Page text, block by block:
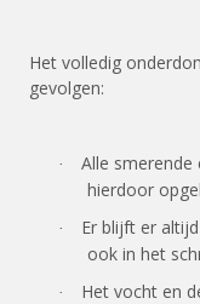
Het volledig
gevolgen:
·
Alle smerende
hierdoor
·
Er blijft er
ook in het
·
Het vocht en